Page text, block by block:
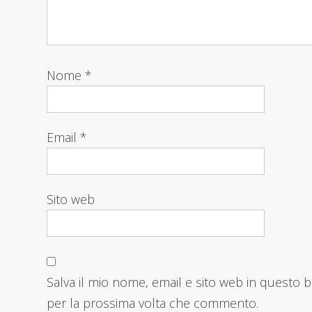
Nome*
Email*
Sito web
Salva il mio nome, email e sito web in questo
per la prossima volta che commento.